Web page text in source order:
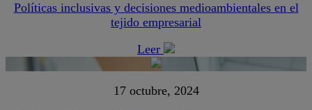
Políticas inclusivas y decisiones medioambientales en el
tejido empresarial
Leer
17 octubre, 2024